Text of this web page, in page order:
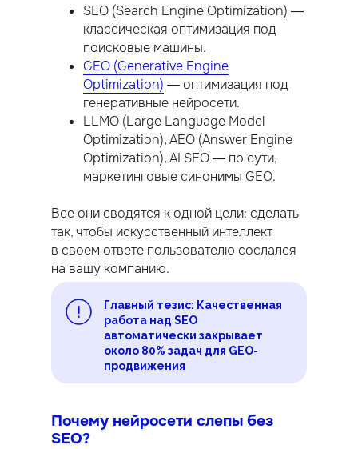
SEO (Search Engine Optimization) —
классическая оптимизация под
поисковые машины.
GEO (Generative Engine
Optimization) — оптимизация под
генеративные нейросети.
LLMO (Large Language Model
Optimization), AEO (Answer Engine
Optimization), AI SEO — по сути,
маркетинговые синонимы GEO.
Все они сводятся к одной цели: сделать
так, чтобы искусственный интеллект
в своем ответе пользователю сослался
на вашу компанию.
Почему нейросети слепы без
SEO?
Главный тезис: Качественная
работа над SEO
автоматически закрывает
около 80% задач для GEO-
продвижения